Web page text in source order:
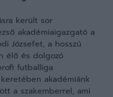
került sor
akadémiaigazgató a
Józsefet, a hosszú
élő és dolgozó
futballiga
akadémiánk
a szakemberrel, ami